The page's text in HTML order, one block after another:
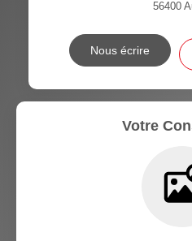
56400
Nous écrire
Votre